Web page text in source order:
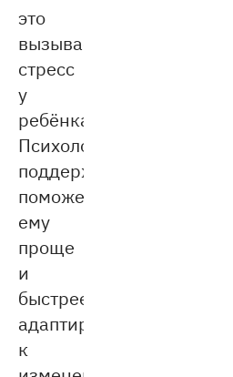
это
вызывает
стресс
у
ребёнка.
Психологическая
поддержка
поможет
ему
проще
и
быстрее
адаптироваться
к